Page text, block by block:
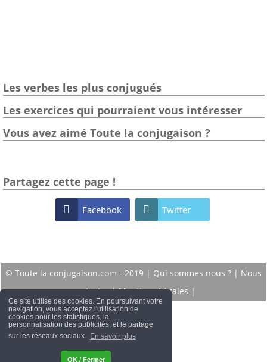
Ce site utilise des cookies. En poursuivant votre
navigation, vous acceptez l'utilisation de
cookies pour les statistiques, la
personnalisation des publicités, et le partage
sur les réseaux sociaux. En savoir plus
OK / Fermer
Les verbes les plus conjugués
Les exercices qui pourraient vous intéresser
Vous avez aimé Toute la conjugaison ?
Partagez cette page !
 Facebook  Twitter
© Toute la conjugaison.com - 2019 | Qui sommes nous ? | Nous
contacter|Mentions Légales |